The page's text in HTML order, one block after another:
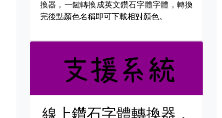
換器，一鍵轉換成英文鑽石字體字體，轉換
完後點顏色名稱即可下載相對顏色。
線上鑽石字體轉換器，